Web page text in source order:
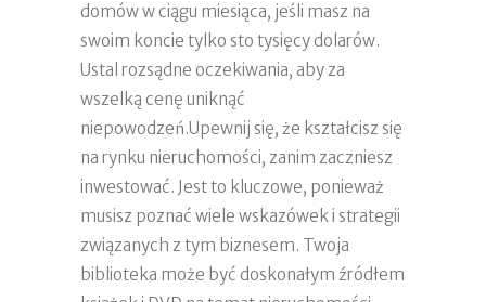
domów w ciągu miesiąca, jeśli masz na
swoim koncie tylko sto tysięcy dolarów.
Ustal rozsądne oczekiwania, aby za
wszelką cenę uniknąć
niepowodzeń.Upewnij się, że kształcisz się
na rynku nieruchomości, zanim zaczniesz
inwestować. Jest to kluczowe, ponieważ
musisz poznać wiele wskazówek i strategii
związanych z tym biznesem. Twoja
biblioteka może być doskonałym źródłem